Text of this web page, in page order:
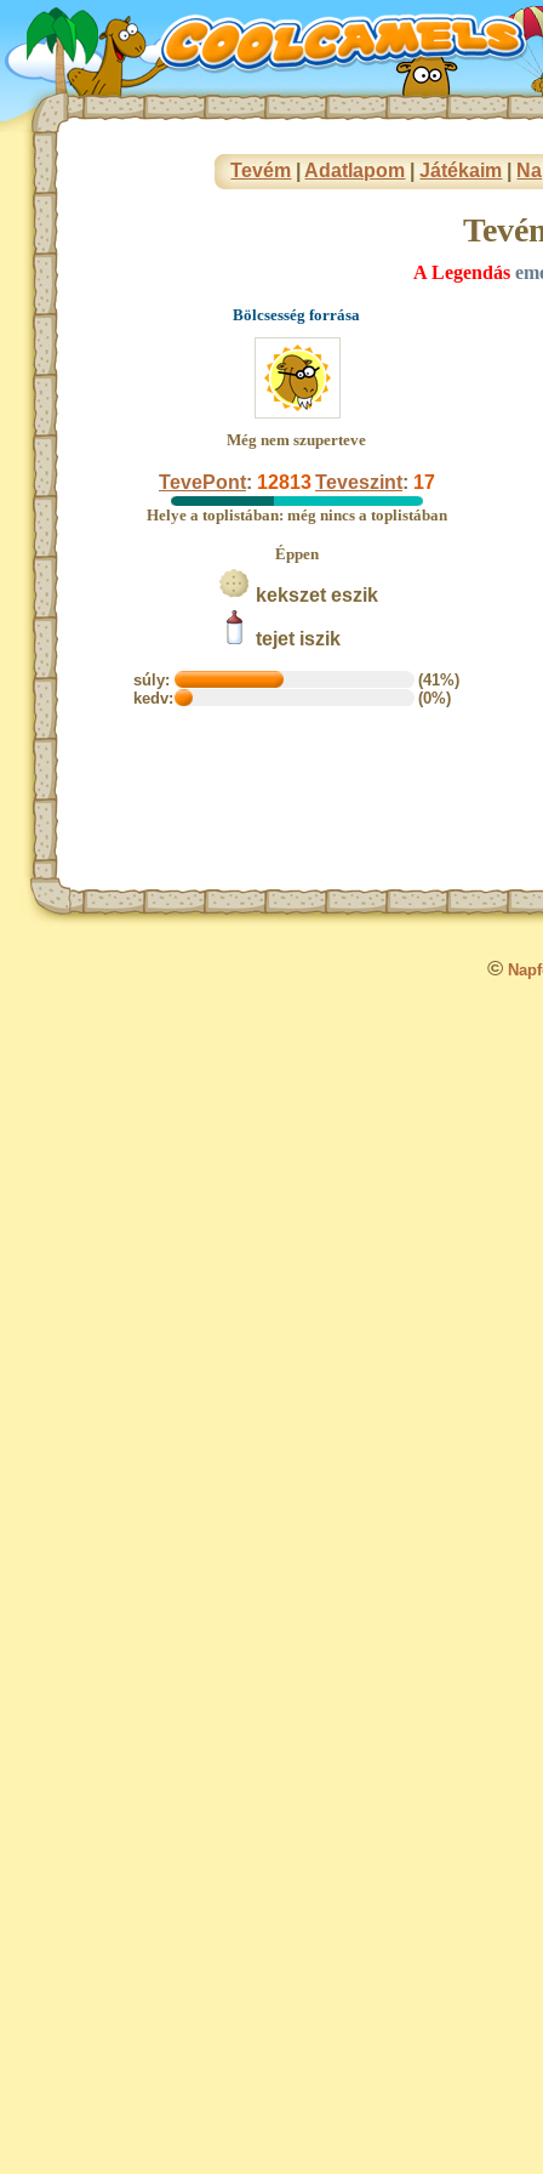
Tevém Adatlapom |Játékaim
A Legendás
Bölcsesség forrása
Még nem szuperteve
TevePont: 12813Teveszint: 17
Helye a toplistában: még nincs a toplistában
Éppen
kekszet eszik
tejet iszik
súly:
(41%)
kedv:
(0%)
©